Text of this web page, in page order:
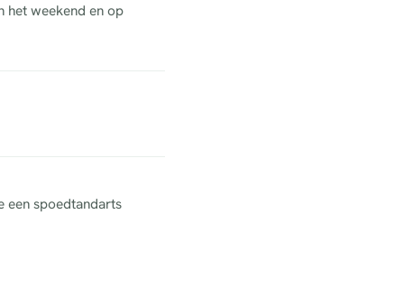
het weekend en op
een spoedtandarts